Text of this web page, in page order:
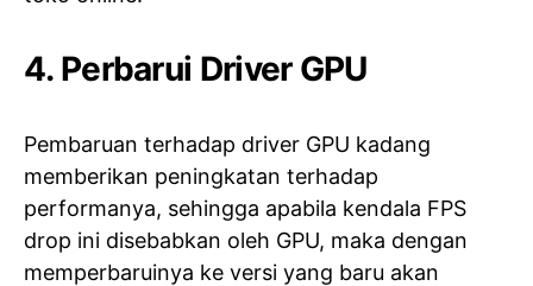
4. Perbarui Driver GPU
Pembaruan terhadap driver GPU kadang
memberikan peningkatan terhadap
performanya, sehingga apabila kendala FPS
drop ini disebabkan oleh GPU, maka dengan
memperbaruinya ke versi yang baru akan